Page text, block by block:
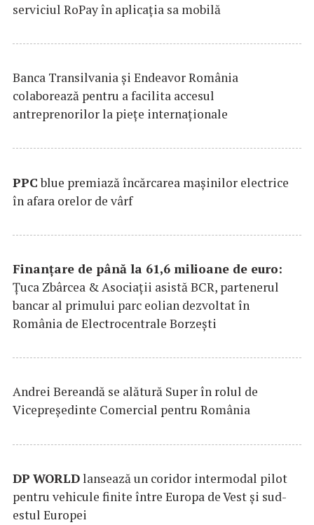
serviciul RoPay în aplicaţia sa mobilă
Banca Transilvania şi Endeavor România
colaborează pentru a facilita accesul
antreprenorilor la pieţe internaţionale
PPCblue premiază încărcarea maşinilor electrice
în afara orelor de vârf
Finanțare de până la 61,6 milioane de euro:
Țuca Zbârcea & Asociații asistă BCR, partenerul
bancar al primului parc eolian dezvoltat în
România de Electrocentrale Borzești
Andrei Bereandă se alătură Super în rolul de
Vicepreședinte Comercial pentru România
DP WORLDlansează un coridor intermodal pilot
pentru vehicule finite între Europa de Vest și sud-
estul Europei